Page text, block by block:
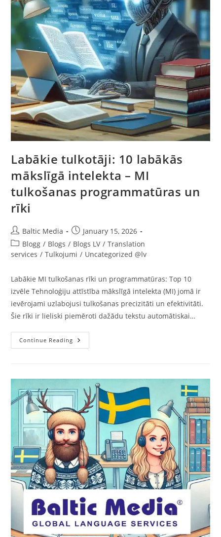
Labākie tulkotāji: 10 labākās
mākslīgā intelekta – MI
tulkošanas programmatūras un
rīki
Post
author:
Baltic Media
Post
published:
January 15, 2026
Post
category:
Blogg / Blogs / Blogs LV / Translation
services / Tulkojumi / Uncategorized @lv
Labākie MI tulkošanas rīki un programmatūras: Top 10
izvēle Tehnoloģiju attīstība mākslīgā intelekta (MI) jomā ir
ievērojami uzlabojusi tulkošanas precizitāti un efektivitāti.
Šie rīki ir lieliski piemēroti dažādu tekstu automātiskai…
Continue Reading Labākie
Tulkotāji:
–
MI
Tulkošanas
Programmatūras
Un
Rīki